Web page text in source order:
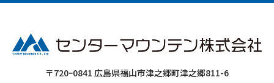
〒720ｰ0841 広島県福山市津之郷町津之郷811-6